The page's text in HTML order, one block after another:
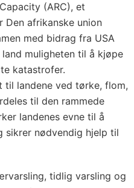
(ARC), et
Den afrikanske union
med bidrag fra USA
muligheten til å kjøpe
katastrofer.
til landene ved tørke, flom,
til den rammede
landenes evne til å
sikrer nødvendig hjelp til
tidlig varsling og